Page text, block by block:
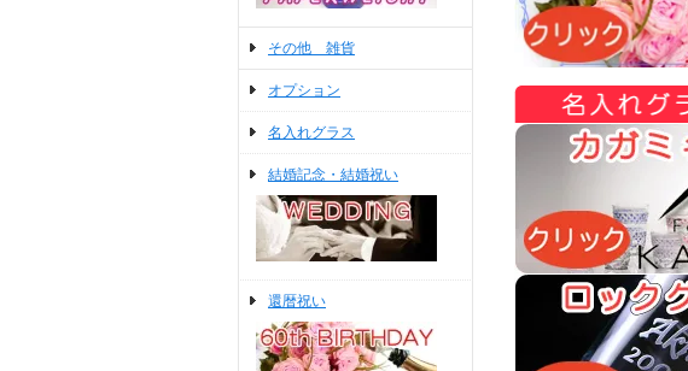
その他 雑貨
オプション
名入れグラス
結婚記念・結婚祝い
還暦祝い